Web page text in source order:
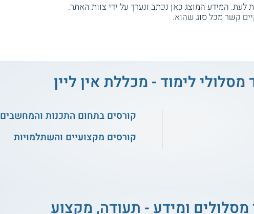
המידע המוצג כאן נכתב ונערך על ידי צוות האתר.
קשר מכל סוג שהוא.
מסלולי לימוד - מכללת אין ליין
קורסים בתחום התכנות והמחשבים
קורסים מקצועיים והשתלמויות
מסלולים ומידע - תעודה, מקצוע